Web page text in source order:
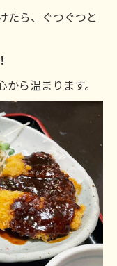
たら、ぐつぐつと
ら温まります。